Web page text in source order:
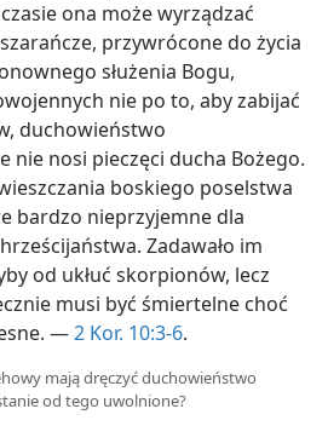
ona może wyrządzać
przywrócone do życia
służenia Bogu,
nie po to, aby zabijać
duchowieństwo
nie nosi pieczęci ducha Bożego.
boskiego poselstwa
bardzo nieprzyjemne dla
Zadawało im
od ukłuć skorpionów, lecz
musi być śmiertelne choć
—2 Kor. 10:3-6.
mają dręczyć duchowieństwo
od tego uwolnione?